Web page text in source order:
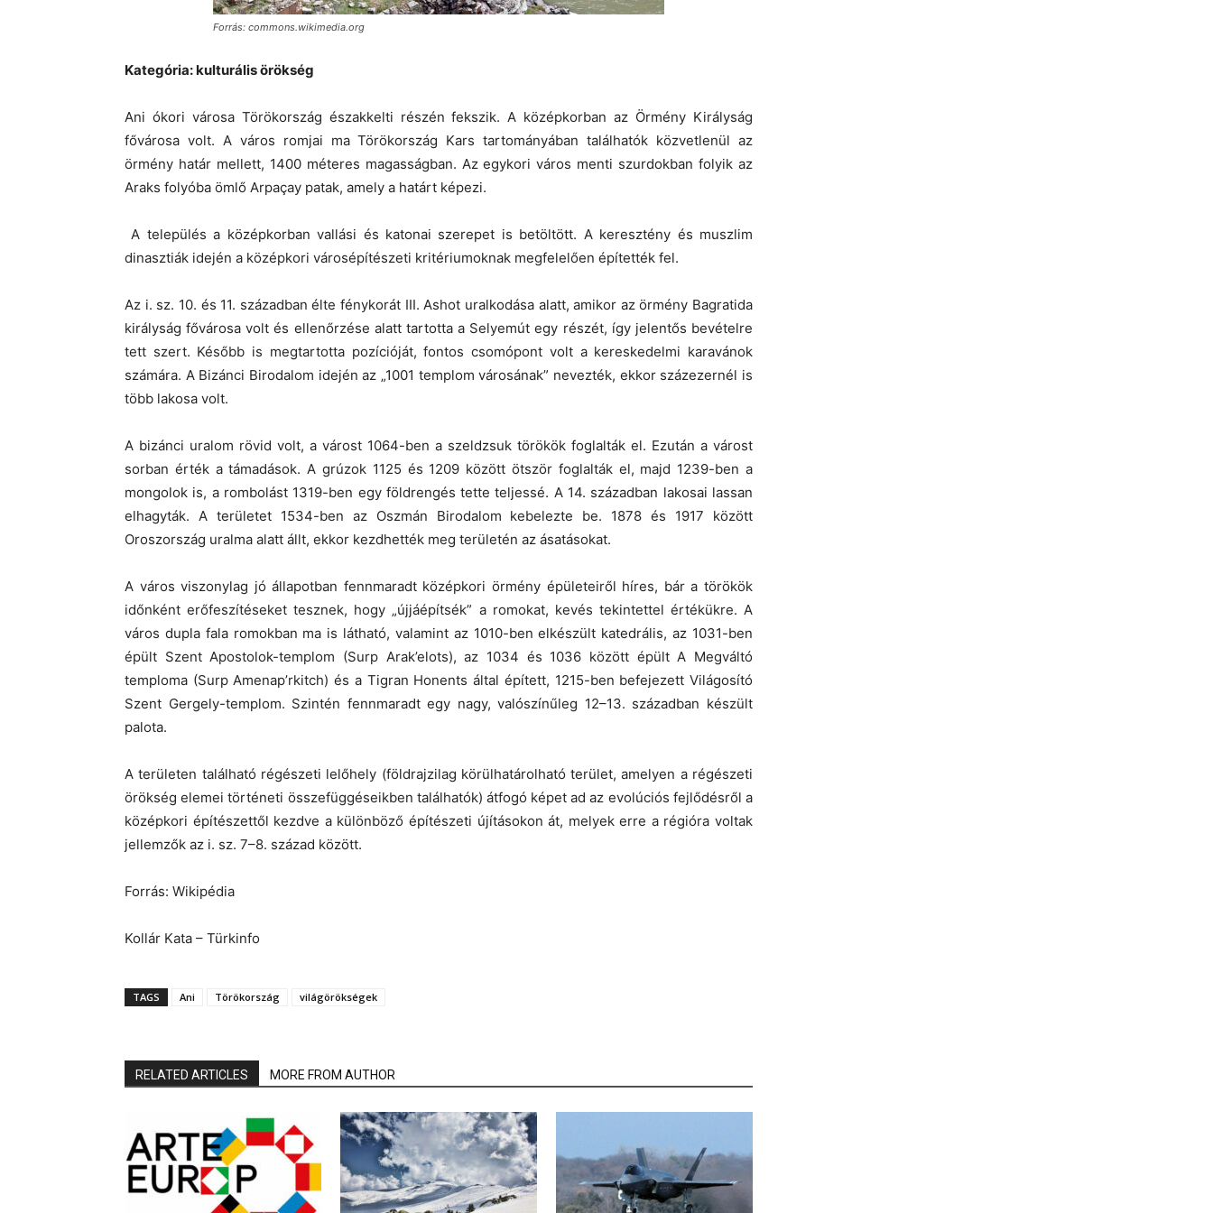
Forrás: commons.wikimedia.org
Kategória: kulturális örökség
Ani ókori városa Törökország északkelti részén fekszik. A középkorban az Örmény Királyság
fővárosa volt. A város romjai ma Törökország Kars tartományában találhatók közvetlenül az
örmény határ mellett, 1400 méteres magasságban. Az egykori város menti szurdokban folyik az
Araks folyóba ömlő Arpaçay patak, amely a határt képezi.
A település a középkorban vallási és katonai szerepet is betöltött. A keresztény és muszlim
dinasztiák idején a középkori városépítészeti kritériumoknak megfelelően építették fel.
Az i. sz. 10. és 11. században élte fénykorát III. Ashot uralkodása alatt, amikor az örmény Bagratida
királyság fővárosa volt és ellenőrzése alatt tartotta a Selyemút egy részét, így jelentős bevételre
tett szert. Később is megtartotta pozícióját, fontos csomópont volt a kereskedelmi karavánok
számára. A Bizánci Birodalom idején az „1001 templom városának” nevezték, ekkor százezernél is
több lakosa volt.
A bizánci uralom rövid volt, a várost 1064-ben a szeldzsuk törökök foglalták el. Ezután a várost
sorban érték a támadások. A grúzok 1125 és 1209 között ötször foglalták el, majd 1239-ben a
mongolok is, a rombolást 1319-ben egy földrengés tette teljessé. A 14. században lakosai lassan
elhagyták. A területet 1534-ben az Oszmán Birodalom kebelezte be. 1878 és 1917 között
Oroszország uralma alatt állt, ekkor kezdhették meg területén az ásatásokat.
A város viszonylag jó állapotban fennmaradt középkori örmény épületeiről híres, bár a törökök
időnként erőfeszítéseket tesznek, hogy „újjáépítsék” a romokat, kevés tekintettel értékükre. A
város dupla fala romokban ma is látható, valamint az 1010-ben elkészült katedrális, az 1031-ben
épült Szent Apostolok-templom (Surp Arak’elots), az 1034 és 1036 között épült A Megváltó
temploma (Surp Amenap’rkitch) és a Tigran Honents által épített, 1215-ben befejezett Világosító
Szent Gergely-templom. Szintén fennmaradt egy nagy, valószínűleg 12–13. században készült
palota.
A területen található régészeti lelőhely (földrajzilag körülhatárolható terület, amelyen a régészeti
örökség elemei történeti összefüggéseikben találhatók) átfogó képet ad az evolúciós fejlődésről a
középkori építészettől kezdve a különböző építészeti újításokon át, melyek erre a régióra voltak
jellemzők az i. sz. 7–8. század között.
Forrás: Wikipédia
Kollár Kata – Türkinfo
TAGS Ani Törökország világörökségek
RELATED ARTICLES MORE FROM AUTHOR